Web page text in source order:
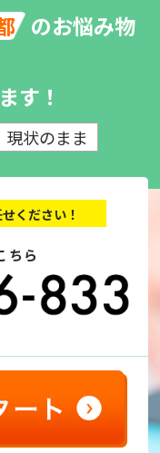
のお悩み物
す！
現状のまま
ください！
ちら